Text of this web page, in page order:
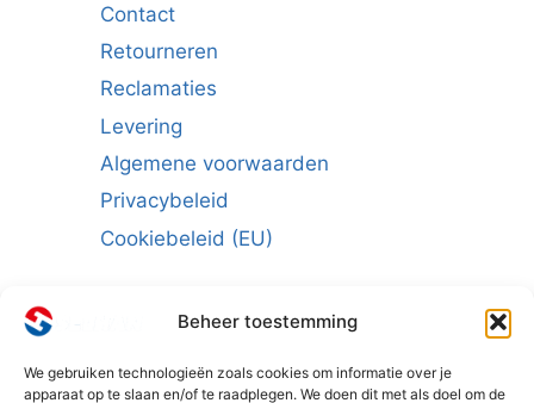
Beheer toestemming
We gebruiken technologieën zoals cookies om informatie over je
apparaat op te slaan en/of te raadplegen. We doen dit met als doel om de
Contact
Retourneren
Reclamaties
Levering
Algemene voorwaarden
Privacybeleid
Cookiebeleid (EU)
Schrijf u in voor de nieuwsbrief: